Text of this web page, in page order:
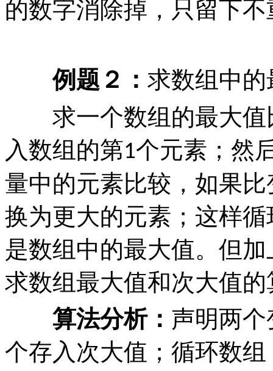
的数字消除掉，只留下
例题２： 求数组中
求一个数组的最大值
入数组的第1个元素；然
量中的元素比较，如果
换为更大的元素；这样
是数组中的最大值。但
求数组最大值和次大值
算法分析： 声明两
个存入次大值；循环数